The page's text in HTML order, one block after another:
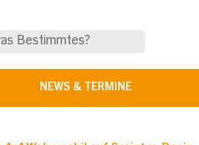
NEWS & TERMINE